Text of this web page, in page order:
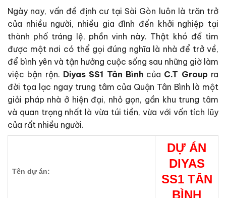
Ngày nay, vấn đề định cư tại Sài Gòn luôn là trăn trở
của nhiều người, nhiều gia đình đến khởi nghiệp tại
thành phố tráng lệ, phồn vinh này. Thật khó để tìm
được một nơi có thể gọi đúng nghĩa là nhà để trở về,
để bình yên và tận hưởng cuộc sống sau những giờ làm
việc bận rộn. Diyas SS1 Tân Bìnhcủa C.T Group ra
đời tọa lạc ngay trung tâm của Quận Tân Bình là một
giải pháp nhà ở hiện đại, nhỏ gọn, gần khu trung tâm
và quan trọng nhất là vừa túi tiền, vừa với vốn tích lũy
của rất nhiều người.
Tên dự án:
DỰ ÁN
DIYAS
SS1 TÂN
BÌNH